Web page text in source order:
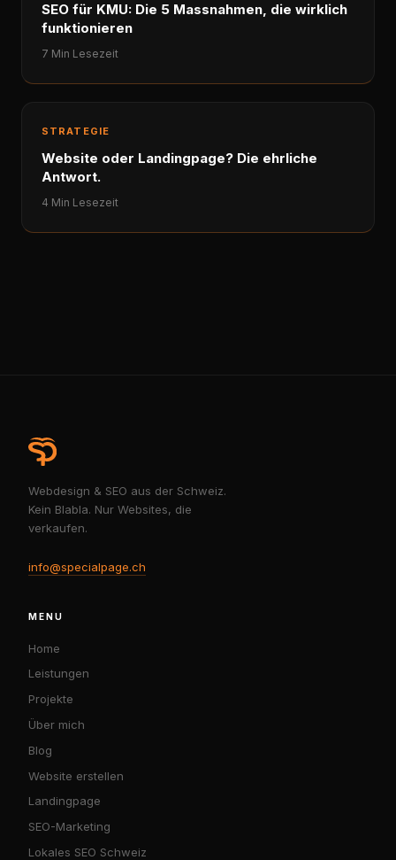
SEO für KMU: Die 5 Massnahmen, die wirklich
funktionieren
7 Min Lesezeit
STRATEGIE
Website oder Landingpage? Die ehrliche
Antwort.
4 Min Lesezeit
Webdesign & SEO aus der Schweiz.
Kein Blabla. Nur Websites, die
verkaufen.
info@specialpage.ch
MENU
Home
Leistungen
Projekte
Über mich
Blog
Website erstellen
Landingpage
SEO-Marketing
Lokales SEO Schweiz